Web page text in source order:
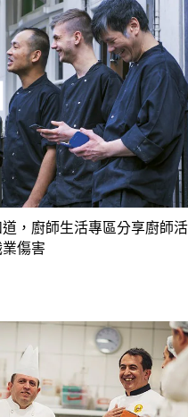
，廚師生活專區分享廚師
傷害